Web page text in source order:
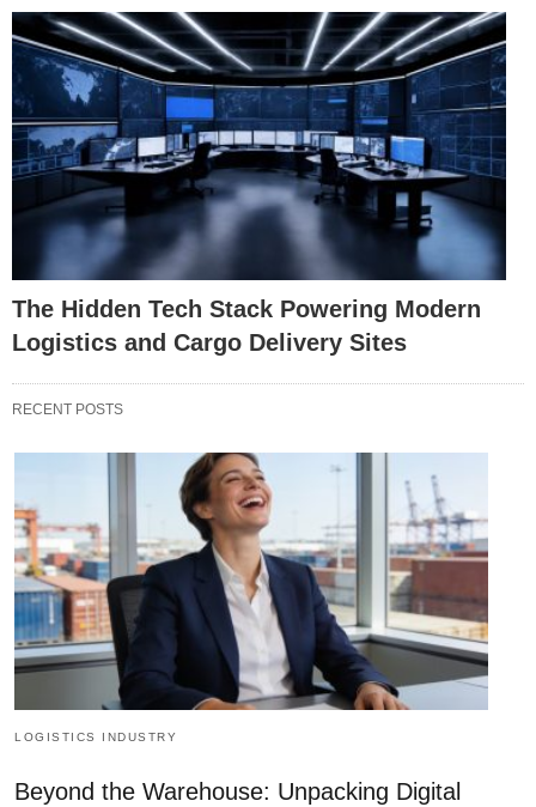
The Hidden Tech Stack Powering Modern
Logistics and Cargo Delivery Sites
RECENT POSTS
LOGISTICS INDUSTRY
Beyond the Warehouse: Unpacking Digital